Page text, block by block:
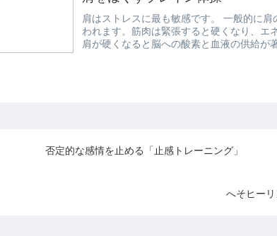
肩はストレスに最も敏感です。 一般的に
われます。筋肉は緊張すると硬くなり、エ
肩が硬くなると脳への酸素と血液の供給が
否定的な感情を止める「止感トレーニング」
へそヒー